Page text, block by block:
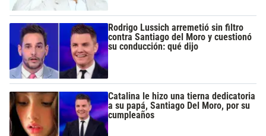
Rodrigo Lussich arremetió sin filtro
contra Santiago del Moro y cuestionó
su conducción: qué dijo
Catalina le hizo una tierna dedicatoria
a su papá, Santiago Del Moro, por su
cumpleaños